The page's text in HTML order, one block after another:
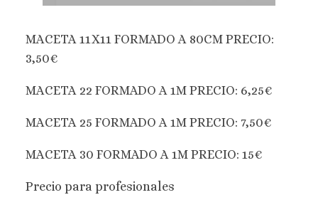
MACETA 11X11 FORMADO A 80CM PRECIO:
3,50€
MACETA 22 FORMADO A 1M PRECIO: 6,25€
MACETA 25 FORMADO A 1M PRECIO: 7,50€
MACETA 30 FORMADO A 1M PRECIO: 15€
Precio para profesionales